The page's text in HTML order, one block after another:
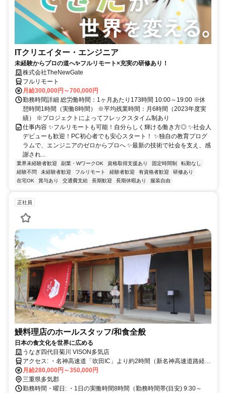
ITクリエイター・エンジニア
未経験からプロの道へ✨フルリモート×充実の研修あり！
株式会社TheNewGate
フルリモート
月給300,000円～700,000円
勤務時間詳細 総労働時間：1ヶ月あたり173時間 10:00～19:00 ※休
憩時間1時間（実働8時間） ※平均残業時間：月6時間（2023年度実
績） ※プロジェクトによってフレックスタイム制あり
仕事内容 ✨フルリモートも可能！自分らしく輝ける働き方◎ ✨社会人
デビューも歓迎！PC初心者でも安心スタート！ ✨独自の教育プログ
ラムで、エンジニアのゼロからプロへ ✨最新の技術で社会を支え、感
謝され...
業界未経験者歓迎 副業・WワークOK 資格取得支援あり 固定時間制
転勤なし
経験不問
未経験者歓迎 フルリモート 経験者歓迎 有資格者歓迎
研修あり
在宅OK
賞与あり 交通費支給 長期歓迎 長期休暇あり 服装自由
正社員
鰻料理店のホールスタッフ/和食全般
日本の食文化を世界に広める
うなぎ四代目菊川 VISON多気店
アクセス: ・名神高速道「吹田IC」より約2時間（新名神高速道路経
由） ・近畿自動車道「松原IC」より約2時間 ・「名古屋駅」より約1
時間30分 ・熊野尾鷲道路「熊野大泊IC」より約1時間15分 ・伊勢自
動車道「伊勢西IC」より約15分 ・栃原駅から1,919m
月給280,000円～350,000円
三重県多気郡
勤務時間・曜日: ・1日の実働時間8時間（勤務時間帯(目安) 9:30～